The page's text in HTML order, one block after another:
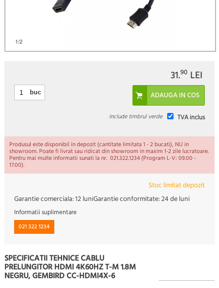
1/2
31.90 LEI
buc
TVA inclus
Include timbrul verde
Produsul este disponibil in depozit (cantitate limitata 1 - 2 bucati), NU in
showroom. Poate fi livrat sau ridicat din showroom in maxim 1-2 zile lucratoare.
Pentru mai multe informatii sunati la nr. 021.322.1234 (Program L-V: 09.00 -
17.00).
Stoc limitat depozit
Garantie comerciala:12 luniGarantie conformitate:24 de luni
Informatii suplimentare
021 322 1234
SPECIFICATII TEHNICE CABLU
PRELUNGITOR HDMI 4K60HZ T-M 1.8M
NEGRU, GEMBIRD CC-HDMI4X-6